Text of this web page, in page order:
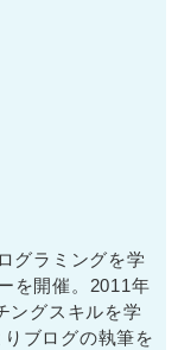
グラミングを学
を開催。2011年
ングスキルを学
ブログの執筆を